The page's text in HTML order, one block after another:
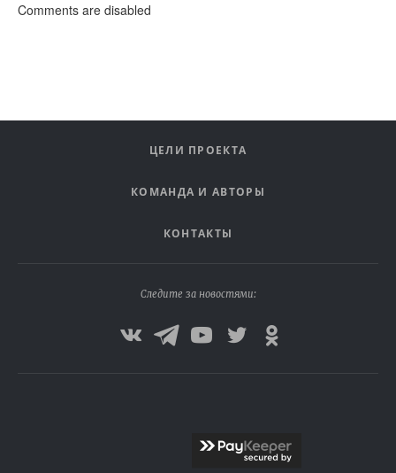
Comments are disabled
ЦЕЛИ ПРОЕКТА
КОМАНДА И АВТОРЫ
КОНТАКТЫ
Следите за новостями: